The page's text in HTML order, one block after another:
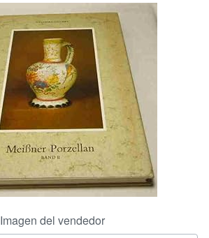
CERRAR
Imagen del vendedor